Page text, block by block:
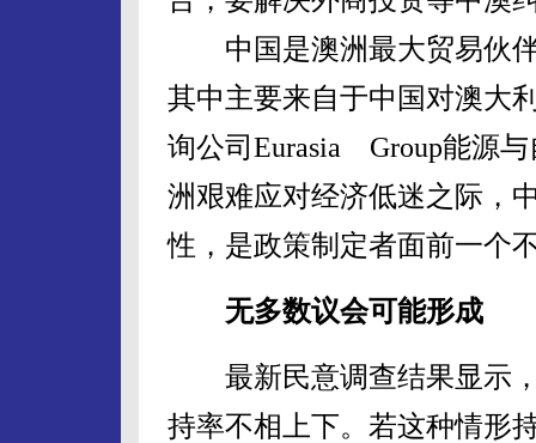
中国是澳洲最大贸易伙伴
其中主要来自于中国对澳大
询公司Eurasia Group能源
洲艰难应对经济低迷之际，
性，是政策制定者面前一个
无多数议会可能形成
最新民意调查结果显示，
持率不相上下。若这种情形